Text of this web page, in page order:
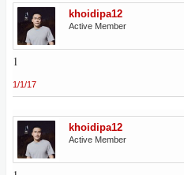
khoidipa12
Active Member
1
1/1/17
khoidipa12
Active Member